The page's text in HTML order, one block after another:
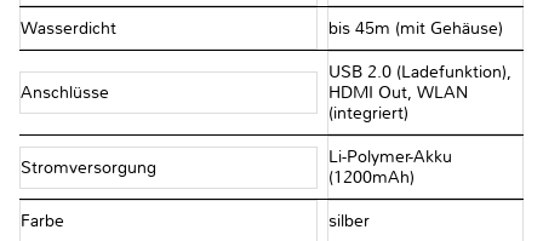
Wasserdicht bis 45m (mit Gehäuse)
Anschlüsse
USB 2.0 (Ladefunktion),
HDMI Out, WLAN
(integriert)
Stromversorgung
Li-Polymer-Akku
(1200mAh)
Farbe silber